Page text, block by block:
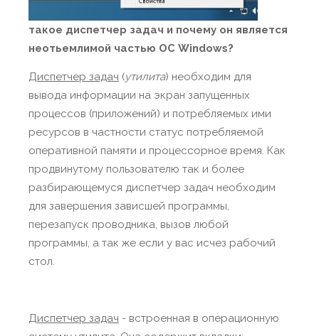
такое диспетчер задач и почему он является
неотьемлимой частью ОС Windows?
Диспетчер задач (утилита) необходим для
вывода информации на экран запущенных
процессов (приложений) и потребляемых ими
ресурсов в частности статус потребляемой
оперативной памяти и процессорное время. Как
продвинутому пользователю так и более
разбирающемуся диспетчер задач необходим
для завершения зависшей программы,
перезапуск проводника, вызов любой
программы, а так же если у вас исчез рабочий
стол.
Диспетчер задач - встроенная в операционную